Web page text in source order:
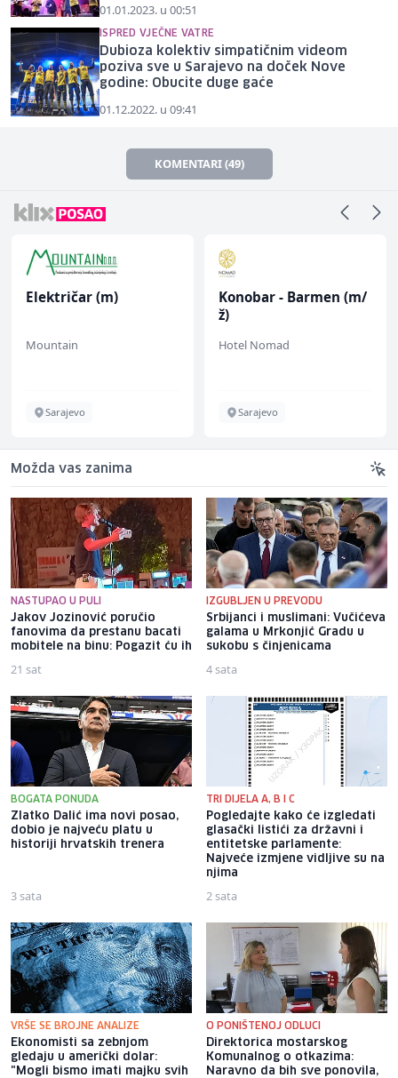
01.01.2023. u 00:51
ISPRED VJEČNE VATRE
Dubioza kolektiv simpatičnim videom
poziva sve u Sarajevo na doček Nove
godine: Obucite duge gaće
01.12.2022. u 09:41
KOMENTARI (49)
Električar (m)
Mountain
Sarajevo
Konobar - Barmen (m/
ž)
Hotel Nomad
Sarajevo
Možda vas zanima
NASTUPAO U PULI
Jakov Jozinović poručio
fanovima da prestanu bacati
mobitele na binu: Pogazit ću ih
21 sat
IZGUBLJEN U PREVODU
Srbijanci i muslimani: Vučićeva
galama u Mrkonjić Gradu u
sukobu s činjenicama
4 sata
BOGATA PONUDA
Zlatko Dalić ima novi posao,
dobio je najveću platu u
historiji hrvatskih trenera
3 sata
TRI DIJELA A, B I C
Pogledajte kako će izgledati
glasački listići za državni i
entitetske parlamente:
Najveće izmjene vidljive su na
njima
2 sata
VRŠE SE BROJNE ANALIZE
Ekonomisti sa zebnjom
gledaju u američki dolar:
"Mogli bismo imati majku svih
O PONIŠTENOJ ODLUCI
Direktorica mostarskog
Komunalnog o otkazima:
Naravno da bih sve ponovila,